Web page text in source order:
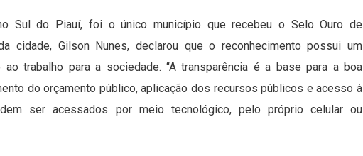
Sul do Piauí, foi o único município que recebeu o Selo Ouro de
cidade, Gilson Nunes, declarou que o reconhecimento possui um
trabalho para a sociedade. “A transparência é a base para a boa
do orçamento público, aplicação dos recursos públicos e acesso à
ser acessados por meio tecnológico, pelo próprio celular ou